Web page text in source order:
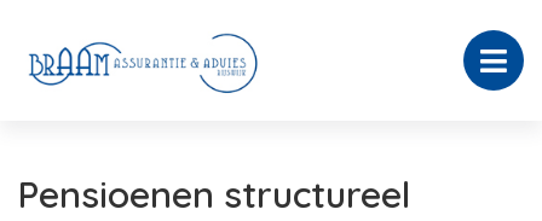
Pensioenen structureel